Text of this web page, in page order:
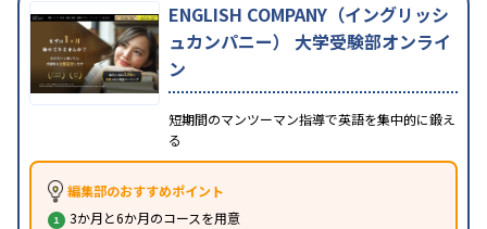
ENGLISH COMPANY（イングリッシ
ュカンパニー） 大学受験部オンライ
ン
短期間のマンツーマン指導で英語を集中的に鍛え
る
編集部のおすすめポイント
3か月と6か月のコースを用意